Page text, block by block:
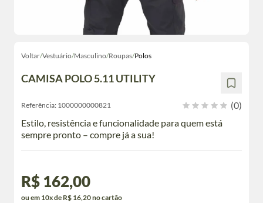
Voltar/Vestuário/Masculino/Roupas/Polos
CAMISA POLO 5.11 UTILITY
Referência: 1000000000821
(0)
Estilo, resistência e funcionalidade para quem está
sempre pronto – compre já a sua!
R$ 162,00
ou em 10x de R$ 16,20 no cartão